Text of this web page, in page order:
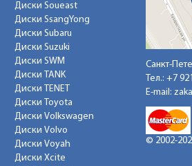
Диски Soueast
Диски SsangYong
Диски Subaru
Диски Suzuki
Диски SWM
Диски TANK
Диски TENET
Диски Toyota
Диски Volkswagen
Диски Volvo
Диски Voyah
Диски Xcite
Санкт-
Тел.: +7
E-mail:
© 2002-